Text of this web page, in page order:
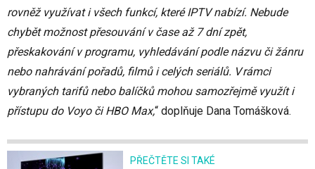
rovněž využívat i všech funkcí, které IPTV nabízí. Nebude
chybět možnost přesouvání v čase až 7 dní zpět,
přeskakování v programu, vyhledávání podle názvu či žánru
nebo nahrávání pořadů, filmů i celých seriálů. V rámci
vybraných tarifů nebo balíčků mohou samozřejmě využít i
přístupu do Voyo či HBO Max,“ doplňuje Dana Tomášková.
PŘEČTĚTE SI TAKÉ